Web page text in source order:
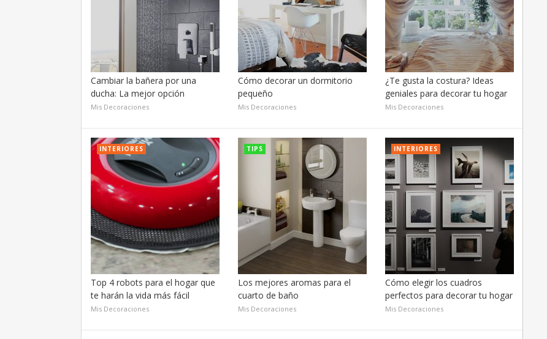
Cambiar la bañera por una
ducha: La mejor opción
Mis Decoraciones
Cómo decorar un dormitorio
pequeño
Mis Decoraciones
¿Te gusta la costura? Ideas
geniales para decorar tu hogar
Mis Decoraciones
INTERIORES
Top 4 robots para el hogar que
te harán la vida más fácil
Mis Decoraciones
TIPS
Los mejores aromas para el
cuarto de baño
Mis Decoraciones
INTERIORES
Cómo elegir los cuadros
perfectos para decorar tu hogar
Mis Decoraciones